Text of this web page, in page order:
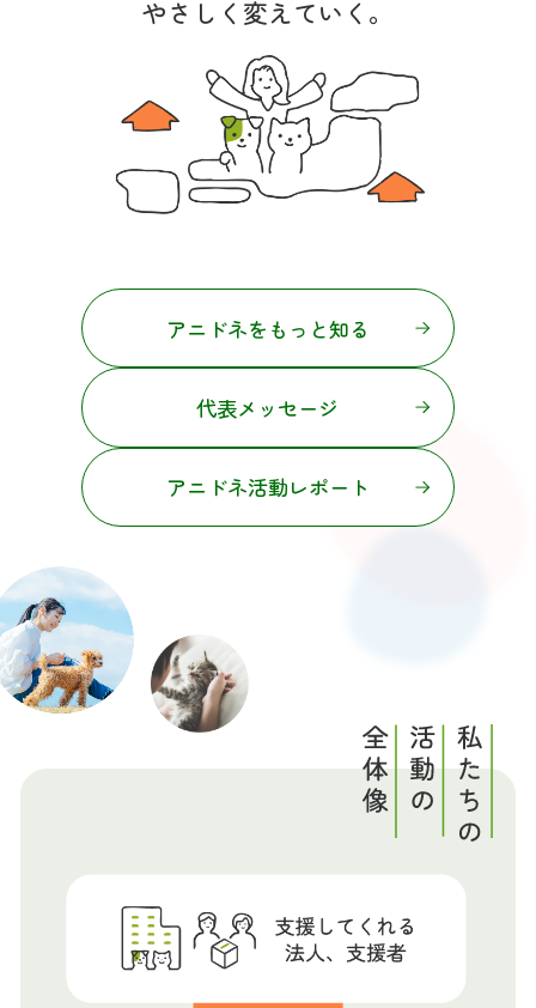
やさしく変えていく。
アニドネをもっと知る
代表メッセージ
アニドネ活動レポート